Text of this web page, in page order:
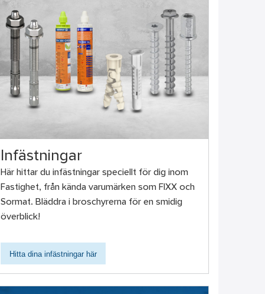
Infästningar
Här hittar du infästningar speciellt för dig inom
Fastighet, från kända varumärken som FIXX och
Sormat. Bläddra i broschyrerna för en smidig
överblick!
Hitta dina infästningar här